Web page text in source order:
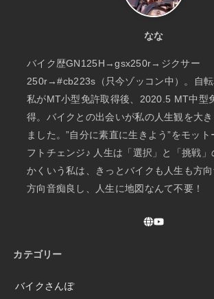
なな
バイク歴GN125H→gsx250r→ジクサー
250r→#cb223s（只今ゾッコン中）。自
私がMT小型免許取得後、2020.5 MT中型
得。バイクとの出会いが私の人生観を大
ました。”自分に素直に生きよう”をモッ
フトチェンジ♪ 人生は「選択」と「挑戦
かくいう私は、きっとバイクも人生も方向
方向音痴良し、人生に地図なんて不要！
カテゴリー
バイクさんぽ